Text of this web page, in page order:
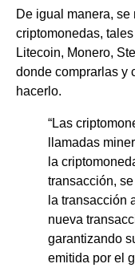
De igual manera,
criptomonedas,
Litecoin, Monero,
donde comprarlas y
hacerlo.
“Las
llamadas
la
transacción,
la transacción
nueva
garantizando
emitida por el